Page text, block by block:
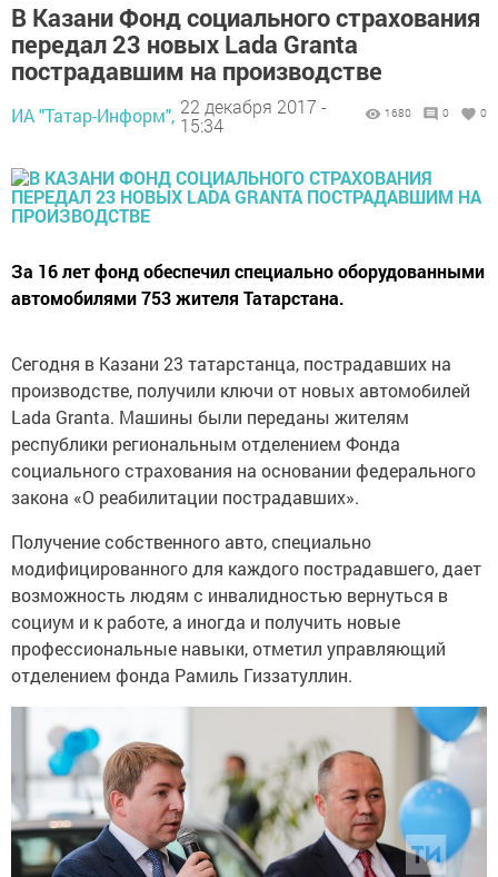
В Казани Фонд социального страхования
передал 23 новых Lada Granta
пострадавшим на производстве
ИА "Татар-Информ", 22 декабря 2017 -
15:34
1680 0 0
За 16 лет фонд обеспечил специально оборудованными
автомобилями 753 жителя Татарстана.
Сегодня в Казани 23 татарстанца, пострадавших на
производстве, получили ключи от новых автомобилей
Lada Granta. Машины были переданы жителям
республики региональным отделением Фонда
социального страхования на основании федерального
закона «О реабилитации пострадавших».
Получение собственного авто, специально
модифицированного для каждого пострадавшего, дает
возможность людям с инвалидностью вернуться в
социум и к работе, а иногда и получить новые
профессиональные навыки, отметил управляющий
отделением фонда Рамиль Гиззатуллин.